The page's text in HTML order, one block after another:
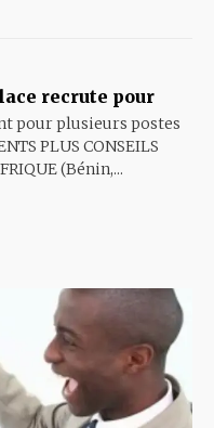
recrute pour
pour plusieurs postes
PLUS CONSEILS
(Bénin,...